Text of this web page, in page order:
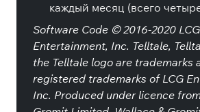
каждый месяц (всего
Software Code © 2016-2020 LCG
Entertainment, Inc. Telltale,
the Telltale logo are trademarks
registered trademarks of LCG
Inc. Produced under licence